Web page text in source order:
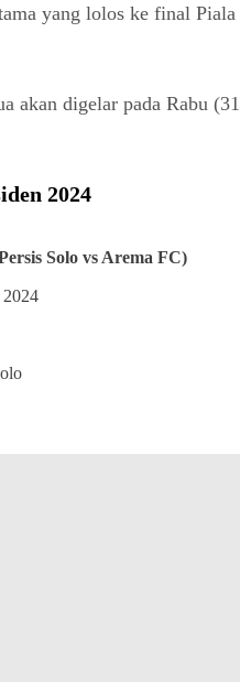
yang lolos ke final
akan digelar pada Rabu
2024
Solo vs Arema FC)